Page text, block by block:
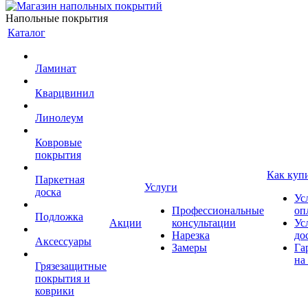
Напольные покрытия
Каталог
Ламинат
Кварцвинил
Линолеум
Ковровые
покрытия
Паркетная
доска
Подложка
Аксессуары
Грязезащитные
покрытия и
коврики
Акции
Услуги
Профессиональные
консультации
Нарезка
Замеры
Как
на